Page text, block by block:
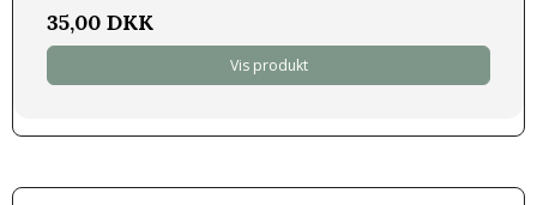
35,00 DKK
Vis produkt